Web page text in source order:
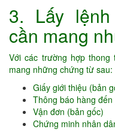
3. Lấy
cần mang
Với các trường hợp
mang những chứng từ sau:
Giấy giới thiệu (bản
Thông báo hàng
Vận đơn (bản gốc)
Chứng minh nhân